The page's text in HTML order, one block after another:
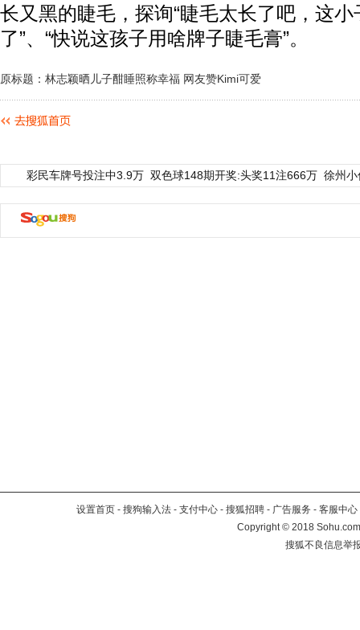
长又黑的睫毛，探询“睫毛太长了吧，这
了”、“快说这孩子用啥牌子睫毛膏”。
原标题：林志颖晒儿子酣睡照称幸福 网友赞Kimi可爱
彩民车牌号投注中3.9万 双色球148期开奖:头奖11注666万 徐州
设置首页 - 搜狗输入法 - 支付中心 - 搜狐招聘 - 广告服务 - 客服中心
Copyright©2018
搜狐不良信息举